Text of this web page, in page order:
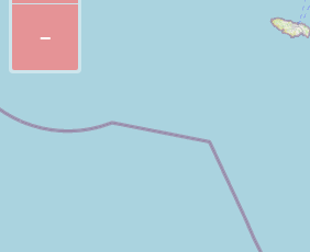
Il ne manque pas de
belles plages du Croisic ou de La
De nombreuses formules et tarifs
Copyright Denise Cabelli - Reproduction
−